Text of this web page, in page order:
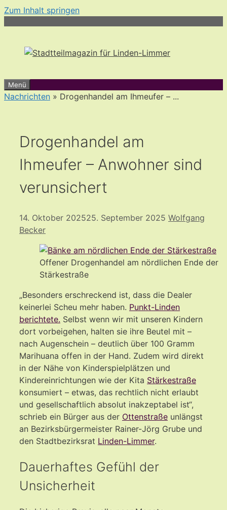
Zum Inhalt springen
Menü
Nachrichten » Drogenhandel am Ihmeufer – ...
Drogenhandel am
Ihmeufer – Anwohner sind
verunsichert
14. Oktober 202525. September 2025 Wolfgang
Becker
Offener Drogenhandel am nördlichen Ende der
Stärkestraße
„Besonders erschreckend ist, dass die Dealer
keinerlei Scheu mehr haben. Punkt-Linden
berichtete. Selbst wenn wir mit unseren Kindern
dort vorbeigehen, halten sie ihre Beutel mit –
nach Augenschein – deutlich über 100 Gramm
Marihuana offen in der Hand. Zudem wird direkt
in der Nähe von Kinderspielplätzen und
Kindereinrichtungen wie der Kita Stärkestraße
konsumiert – etwas, das rechtlich nicht erlaubt
und gesellschaftlich absolut inakzeptabel ist“,
schrieb ein Bürger aus der Ottenstraße unlängst
an Bezirksbürgermeister Rainer-Jörg Grube und
den Stadtbezirksrat Linden-Limmer.
Dauerhaftes Gefühl der
Unsicherheit